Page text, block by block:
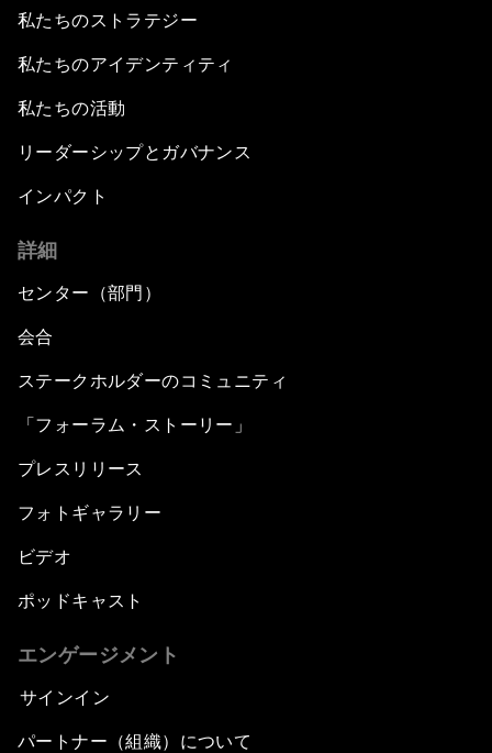
私たちのストラテジー
私たちのアイデンティティ
私たちの活動
リーダーシップとガバナンス
インパクト
詳細
センター（部門）
会合
ステークホルダーのコミュニティ
「フォーラム・ストーリー」
プレスリリース
フォトギャラリー
ビデオ
ポッドキャスト
エンゲージメント
サインイン
パートナー（組織）について